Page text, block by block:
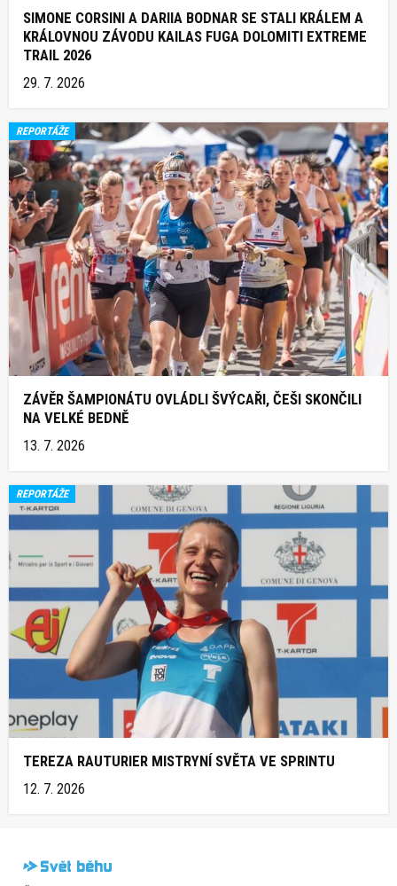
SIMONE CORSINI A DARIIA BODNAR SE STALI KRÁLEM A
KRÁLOVNOU ZÁVODU KAILAS FUGA DOLOMITI EXTREME
TRAIL 2026
29. 7. 2026
REPORTÁŽE
ZÁVĚR ŠAMPIONÁTU OVLÁDLI ŠVÝCAŘI, ČEŠI SKONČILI
NA VELKÉ BEDNĚ
13. 7. 2026
REPORTÁŽE
TEREZA RAUTURIER MISTRYNÍ SVĚTA VE SPRINTU
12. 7. 2026